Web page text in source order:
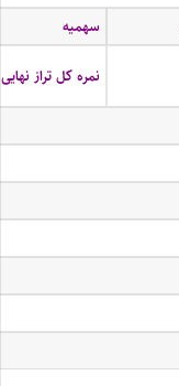
سهمیه
نمره کل تراز نهایی